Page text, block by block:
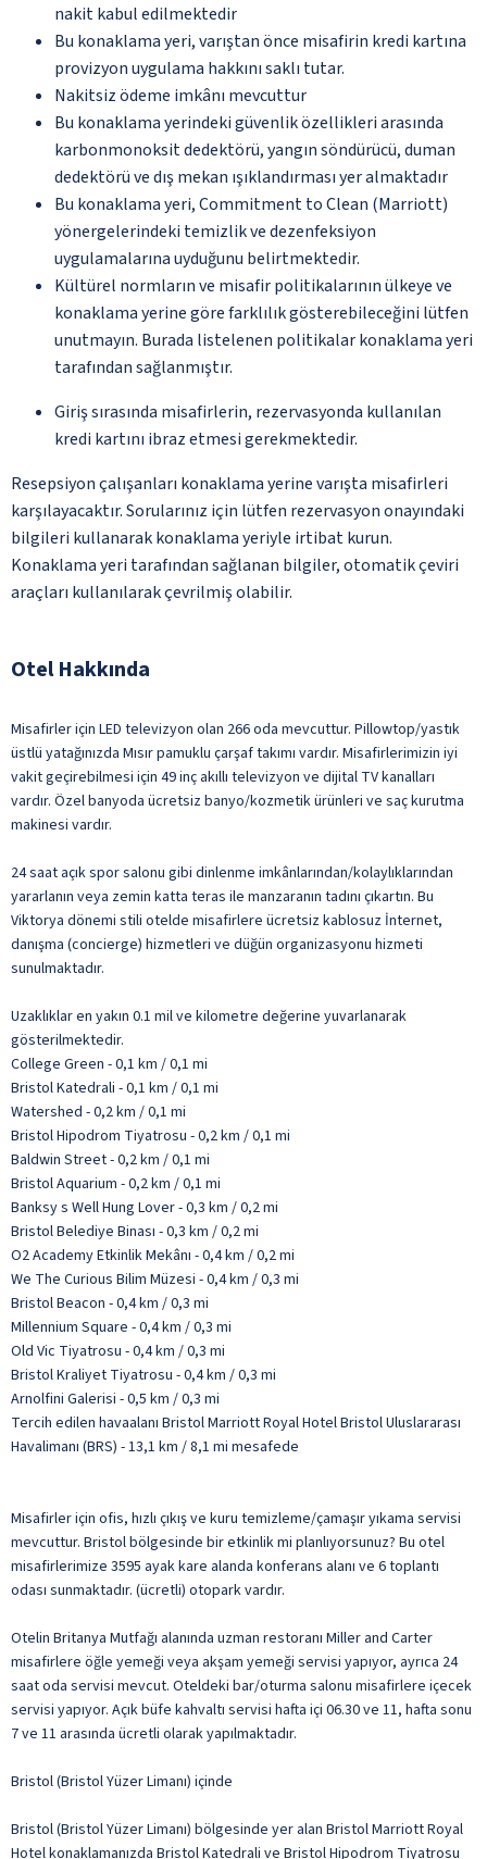
nakit kabul edilmektedir
Bu konaklama yeri, varıştan önce misafirin kredi kartına
provizyon uygulama hakkını saklı tutar.
Nakitsiz ödeme imkânı mevcuttur
Bu konaklama yerindeki güvenlik özellikleri arasında
karbonmonoksit dedektörü, yangın söndürücü, duman
dedektörü ve dış mekan ışıklandırması yer almaktadır
Bu konaklama yeri, Commitment to Clean (Marriott)
yönergelerindeki temizlik ve dezenfeksiyon
uygulamalarına uyduğunu belirtmektedir.
Kültürel normların ve misafir politikalarının ülkeye ve
konaklama yerine göre farklılık gösterebileceğini lütfen
unutmayın. Burada listelenen politikalar konaklama yeri
tarafından sağlanmıştır.
Giriş sırasında misafirlerin, rezervasyonda kullanılan
kredi kartını ibraz etmesi gerekmektedir.
Resepsiyon çalışanları konaklama yerine varışta misafirleri
karşılayacaktır. Sorularınız için lütfen rezervasyon onayındaki
bilgileri kullanarak konaklama yeriyle irtibat kurun.
Konaklama yeri tarafından sağlanan bilgiler, otomatik çeviri
araçları kullanılarak çevrilmiş olabilir.
Otel Hakkında
Misafirler için LED televizyon olan 266 oda mevcuttur. Pillowtop/yastık
üstlü yatağınızda Mısır pamuklu çarşaf takımı vardır. Misafirlerimizin iyi
vakit geçirebilmesi için 49 inç akıllı televizyon ve dijital TV kanalları
vardır. Özel banyoda ücretsiz banyo/kozmetik ürünleri ve saç kurutma
makinesi vardır.
24 saat açık spor salonu gibi dinlenme imkânlarından/kolaylıklarından
yararlanın veya zemin katta teras ile manzaranın tadını çıkartın. Bu
Viktorya dönemi stili otelde misafirlere ücretsiz kablosuz İnternet,
danışma (concierge) hizmetleri ve düğün organizasyonu hizmeti
sunulmaktadır.
Uzaklıklar en yakın 0.1 mil ve kilometre değerine yuvarlanarak
gösterilmektedir.
College Green - 0,1 km / 0,1 mi
Bristol Katedrali - 0,1 km / 0,1 mi
Watershed - 0,2 km / 0,1 mi
Bristol Hipodrom Tiyatrosu - 0,2 km / 0,1 mi
Baldwin Street - 0,2 km / 0,1 mi
Bristol Aquarium - 0,2 km / 0,1 mi
Banksy s Well Hung Lover - 0,3 km / 0,2 mi
Bristol Belediye Binası - 0,3 km / 0,2 mi
O2 Academy Etkinlik Mekânı - 0,4 km / 0,2 mi
We The Curious Bilim Müzesi - 0,4 km / 0,3 mi
Bristol Beacon - 0,4 km / 0,3 mi
Millennium Square - 0,4 km / 0,3 mi
Old Vic Tiyatrosu - 0,4 km / 0,3 mi
Bristol Kraliyet Tiyatrosu - 0,4 km / 0,3 mi
Arnolfini Galerisi - 0,5 km / 0,3 mi
Tercih edilen havaalanı Bristol Marriott Royal Hotel Bristol Uluslararası
Havalimanı (BRS) - 13,1 km / 8,1 mi mesafede
Misafirler için ofis, hızlı çıkış ve kuru temizleme/çamaşır yıkama servisi
mevcuttur. Bristol bölgesinde bir etkinlik mi planlıyorsunuz? Bu otel
misafirlerimize 3595 ayak kare alanda konferans alanı ve 6 toplantı
odası sunmaktadır. (ücretli) otopark vardır.
Otelin Britanya Mutfağı alanında uzman restoranı Miller and Carter
misafirlere öğle yemeği veya akşam yemeği servisi yapıyor, ayrıca 24
saat oda servisi mevcut. Oteldeki bar/oturma salonu misafirlere içecek
servisi yapıyor. Açık büfe kahvaltı servisi hafta içi 06.30 ve 11, hafta sonu
7 ve 11 arasında ücretli olarak yapılmaktadır.
Bristol (Bristol Yüzer Limanı) içinde
Bristol (Bristol Yüzer Limanı) bölgesinde yer alan Bristol Marriott Royal
Hotel konaklamanızda Bristol Katedrali ve Bristol Hipodrom Tiyatrosu